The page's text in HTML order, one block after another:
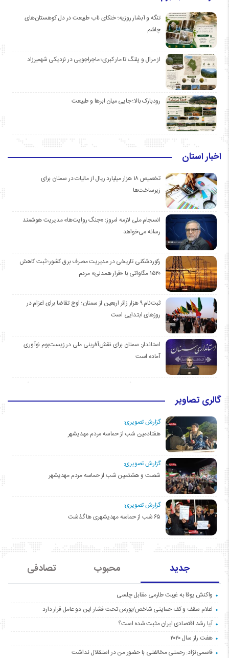
تنگه و آبشار روزیه؛ خنکای ناب طبیعت در دل کوهستان‌های
چاشم
از مرال و پلنگ تا مار کبری؛ ماجراجویی در نزدیکی شهمیرزاد
رودبارک بالا؛ جایی میان ابرها و طبیعت
اخبار استان
تخصیص ۱۸ هزار میلیارد ریال از مالیات در سمنان برای
زیرساخت‌ها
انسجام ملی لازمه امروز؛ «جنگ روایت‌ها» مدیریت هوشمند
رسانه می‌خواهد
رکوردشکنی تاریخی در مدیریت مصرف برق کشور؛ ثبت کاهش
۱۵۲۰ مگاواتی با «قرار همدلی» مردم
ثبت‌نام ۹ هزار زائر اربعین از سمنان؛ اوج تقاضا برای اعزام در
روزهای ابتدایی است
استاندار: سمنان برای نقش‌آفرینی ملی در زیست‌بوم نوآوری
آماده است
گالری تصاویر
گزارش تصویری:
هفتادمین شب از حماسه مردم مهدیشهر
گزارش تصویری:
شصت و هشتمین شب از حماسه مردم مهدیشهر
گزارش تصویری:
۶۵ شب از حماسه مهدیشهری ها گذشت
جدید محبوب تصادفی
واکنش یوفا به غیبت طارمی مقابل چلسی
اعلام سقف و کف حمایتی شاخص/بورس تحت فشار این دو عامل قرار دارد
آیا رشد اقتصادی ایران مثبت شده است؟
هفت راز سال ۲۰۲۰
قاسمی‌نژاد: رحمتی مخالفتی با حضور من در استقلال نداشت